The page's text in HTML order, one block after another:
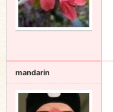
mandarin